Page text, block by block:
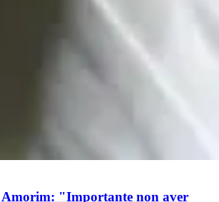
"Importante non aver